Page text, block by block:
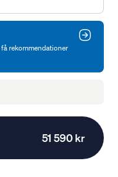
rekommendationer
51 590 kr